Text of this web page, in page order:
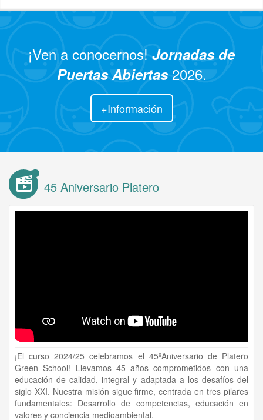
¡Ven a conocernos!Jornadas de
Puertas Abiertas2026.
+Información
45 Aniversario Platero
¡El curso 2024/25 celebramos el 45ºAniversario de Platero
Green School! Llevamos 45 años comprometidos con una
educación de calidad, integral y adaptada a los desafíos del
siglo XXI. Nuestra misión sigue firme, centrada en tres pilares
fundamentales: Desarrollo de competencias, educación en
valores y conciencia medioambiental.